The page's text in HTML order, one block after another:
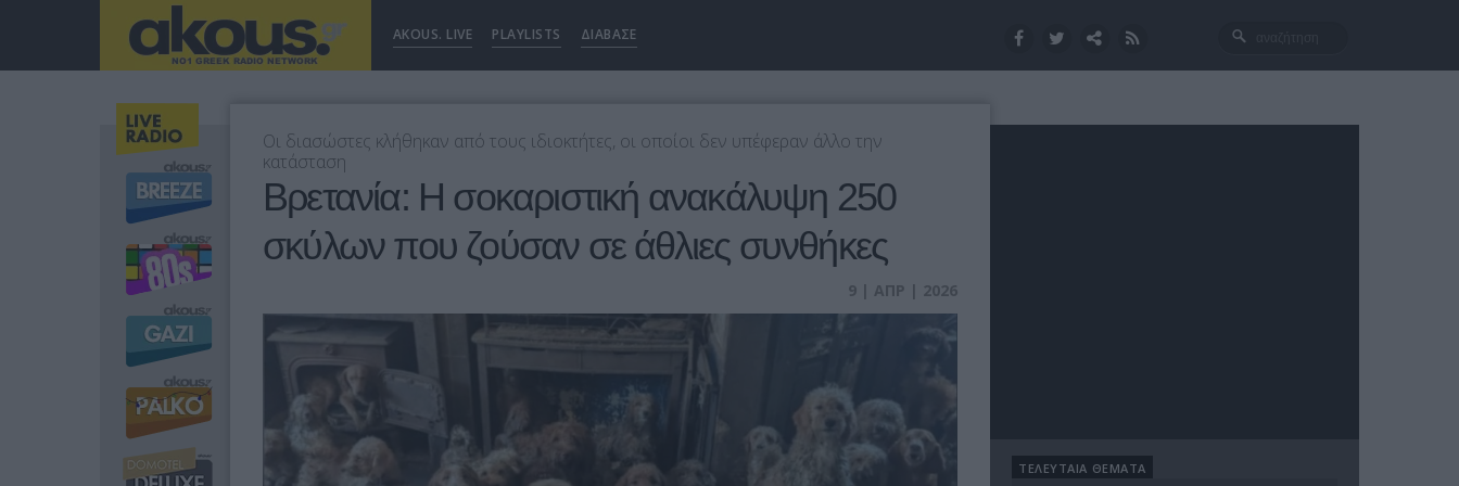
AKOUS. LIVE PLAYLISTS ΔΙΑΒΑΣΕ
Οι διασώστες κλήθηκαν από τους ιδιοκτήτες, οι οποίοι δεν υπέφεραν άλλο την
κατάσταση
Βρετανία: Η σοκαριστική ανακάλυψη 250
σκύλων που ζούσαν σε άθλιες συνθήκες
9 | ΑΠΡ | 2026
ΤΕΛΕΥΤΑΙΑ ΘΕΜΑΤΑ